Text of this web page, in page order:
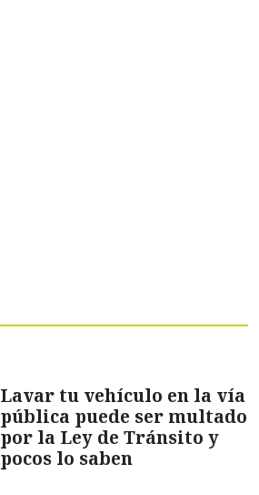
Lavar tu vehículo en la vía
pública puede ser multado
por la Ley de Tránsito y
pocos lo saben